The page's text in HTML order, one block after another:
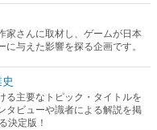
家さんに取材し、ゲームが日本
与えた影響を探る企画です。
る主要なトピック・タイトルを
タビューや識者による解説を掲
決定版！